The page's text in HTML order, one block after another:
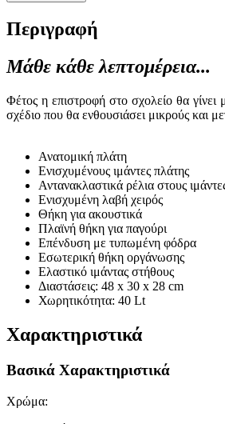
Περιγραφή
Μάθε κάθε λεπτομέρεια...
Φέτος η επιστροφή στο σχολείο θα
σχέδιο που θα ενθουσιάσει μικρούς και
Ανατομική πλάτη
Ενισχυμένους ιμάντες πλάτης
Αντανακλαστικά ρέλια στους
Ενισχυμένη λαβή χειρός
Θήκη για ακουστικά
Πλαϊνή θήκη για παγούρι
Επένδυση με τυπωμένη φόδρα
Εσωτερική θήκη οργάνωσης
Ελαστικό ιμάντας στήθους
Διαστάσεις: 48 x 30 x 28 cm
Χωρητικότητα: 40 Lt
Χαρακτηριστικά
Βασικά Χαρακτηριστικά
Χρώμα: